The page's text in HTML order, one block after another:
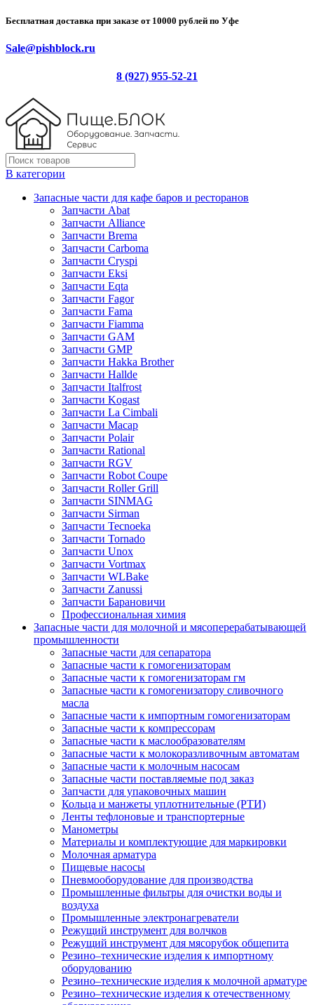
Бесплатная доставка при заказе от 10000 рублей по Уфе
Sale@pishblock.ru
8 (927) 955-52-21
В категории
Запасные части для кафе баров и ресторанов
Запчасти Abat
Запчасти Alliance
Запчасти Brema
Запчасти Carboma
Запчасти Cryspi
Запчасти Eksi
Запчасти Eqta
Запчасти Fagor
Запчасти Fama
Запчасти Fiamma
Запчасти GAM
Запчасти GMP
Запчасти Hakka Brother
Запчасти Hallde
Запчасти Italfrost
Запчасти Kogast
Запчасти La Cimbali
Запчасти Macap
Запчасти Polair
Запчасти Rational
Запчасти RGV
Запчасти Robot Coupe
Запчасти Roller Grill
Запчасти SINMAG
Запчасти Sirman
Запчасти Tecnoeka
Запчасти Tornado
Запчасти Unox
Запчасти Vortmax
Запчасти WLBake
Запчасти Zanussi
Запчасти Барановичи
Профессиональная химия
Запасные части для молочной и мясоперерабатывающей
промышленности
Запасные части для сепаратора
Запасные части к гомогенизаторам
Запасные части к гомогенизаторам гм
Запасные части к гомогенизатору сливочного
масла
Запасные части к импортным гомогенизаторам
Запасные части к компрессорам
Запасные части к маслообразователям
Запасные части к молокоразливочным автоматам
Запасные части к молочным насосам
Запасные части поставляемые под заказ
Запчасти для упаковочных машин
Кольца и манжеты уплотнительные (РТИ)
Ленты тефлоновые и транспортерные
Манометры
Материалы и комплектующие для маркировки
Молочная арматура
Пищевые насосы
Пневмооборудование для производства
Промышленные фильтры для очистки воды и
воздуха
Промышленные электронагреватели
Режущий инструмент для волчков
Режущий инструмент для мясорубок общепита
Резино–технические изделия к импортному
оборудованию
Резино–технические изделия к молочной арматуре
Резино–технические изделия к отечественному